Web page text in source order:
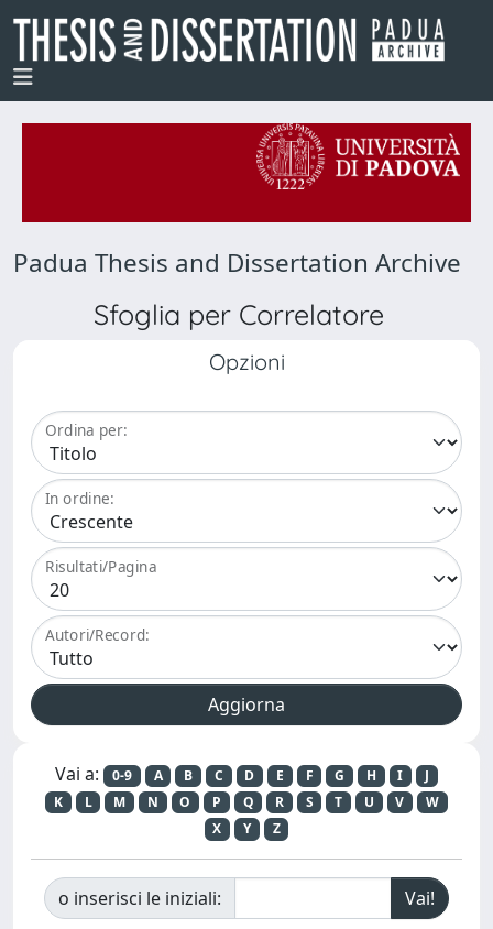
Padua Thesis and Dissertation Archive
Sfoglia per Correlatore
Opzioni
Ordina per:
In ordine:
Risultati/Pagina
Autori/Record:
Vai a: 0-9 A B C D E F G H I
J
K
L M N O P Q R S T U V
W
X
Y Z
o inserisci le iniziali: